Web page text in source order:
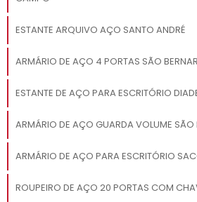
ESTANTE ARQUIVO AÇO SANTO ANDRÉ
ARMÁRIO DE AÇO 4 PORTAS SÃO
ESTANTE DE AÇO PARA ESCRITÓRIO
ARMÁRIO DE AÇO GUARDA VOLUME SÃO
ARMÁRIO DE AÇO PARA ESCRITÓRIO
ROUPEIRO DE AÇO 20 PORTAS COM